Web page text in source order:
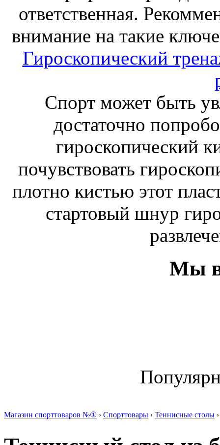
ответственная.
внимание на такие
Гироскопический
Спорт может быть
достаточно
гироскопический
почувствовать
плотно кистью этот
стартовый шнур
Мы в
Магазин спорттоваров №① › Спорттовары › Теннисные столы